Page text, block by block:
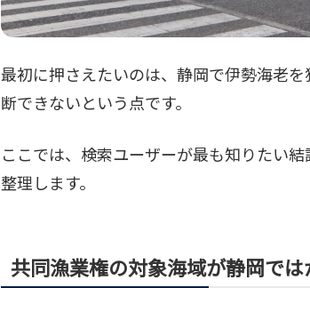
最初に押さえたいのは、静岡で伊勢海老
断できないという点です。
ここでは、検索ユーザーが最も知りたい
整理します。
共同漁業権の対象海域が静岡で